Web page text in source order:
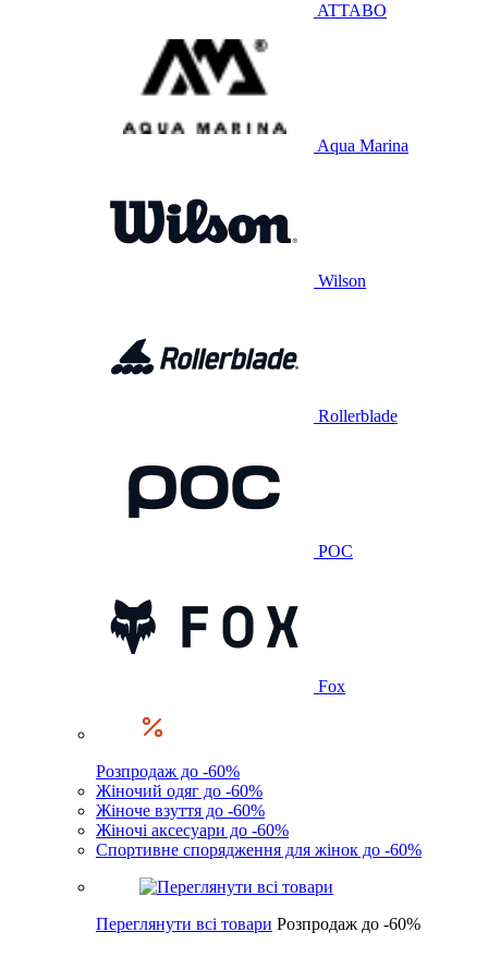
ATTABO
Aqua Marina
Wilson
Rollerblade
POC
Fox
Розпродаж до -60%
Жіночий одяг до -60%
Жіноче взуття до -60%
Жіночі аксесуари до -60%
Спортивне спорядження для жінок до -60%
Переглянути всі товари Розпродаж до -60%